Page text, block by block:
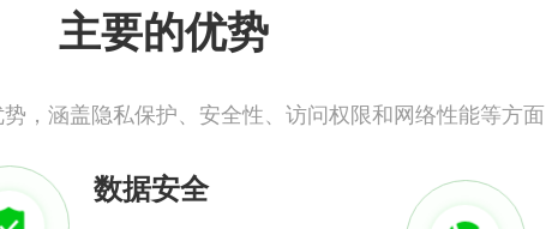
主要的优势
，涵盖隐私保护、安全性、访问权限和网络性能等方面
数据安全